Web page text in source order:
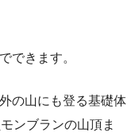
できます。
の山にも登る基礎体
ンブランの山頂ま